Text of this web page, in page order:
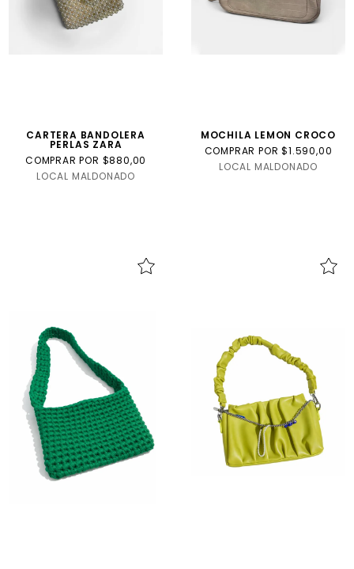
CARTERA BANDOLERA
PERLAS ZARA
COMPRAR POR $880,00
LOCAL MALDONADO
MOCHILA LEMON CROCO
COMPRAR POR $1.590,00
LOCAL MALDONADO